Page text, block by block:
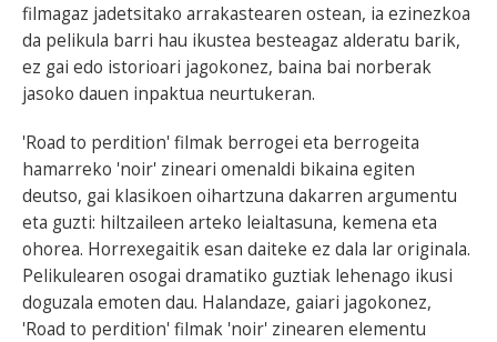
filmagaz jadetsitako arrakastearen ostean, ia ezinezkoa
da pelikula barri hau ikustea besteagaz alderatu barik,
ez gai edo istorioari jagokonez, baina bai norberak
jasoko dauen inpaktua neurtukeran.
'Road to perdition' filmak berrogei eta berrogeita
hamarreko 'noir' zineari omenaldi bikaina egiten
deutso, gai klasikoen oihartzuna dakarren argumentu
eta guzti: hiltzaileen arteko leialtasuna, kemena eta
ohorea. Horrexegaitik esan daiteke ez dala lar originala.
Pelikulearen osogai dramatiko guztiak lehenago ikusi
doguzala emoten dau. Halandaze, gaiari jagokonez,
'Road to perdition' filmak 'noir' zinearen elementu